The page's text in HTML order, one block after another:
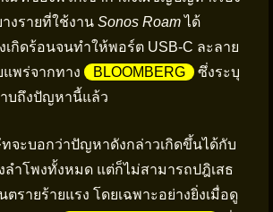
งรายที่ใช้งาน Sonos Roamได้
เกิดร้อนจนทำให้พอร์ต USB-C ละลาย
แพร่จากทาง
BLOOMBERG
ซึ่งระบุ
บถึงปัญหานี้แล้ว
จะบอกว่าปัญหาดังกล่าวเกิดขึ้นได้กับ
ำโพงทั้งหมด แต่ก็ไม่สามารถปฎิเสธ
ตรายร้ายแรง โดยเฉพาะอย่างยิ่งเมื่อดู